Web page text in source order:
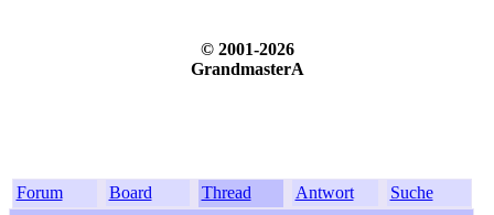
© 2001-2026
GrandmasterA
Forum Board Thread Antwort
Suche